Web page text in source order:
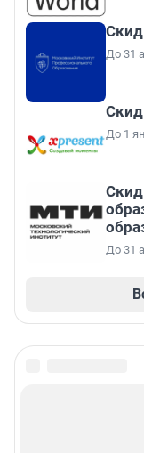
До 31
До 1
До 31